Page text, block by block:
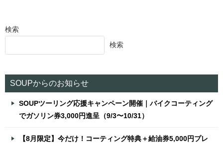
検索
検索
SOUPからのお知らせ
SOUPツーリング応援キャンペーン開催｜バイクコーティング
でガソリン券3,000円進呈（9/3〜10/31）
【8月限定】今だけ！コーティング特典＋給油券5,000円プレ